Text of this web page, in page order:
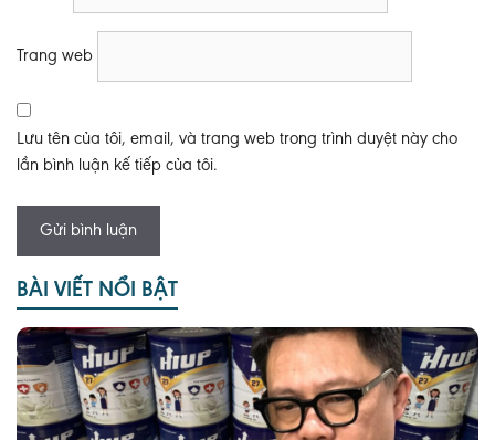
Trang web
Lưu tên của tôi, email, và trang web trong trình duyệt này cho
lần bình luận kế tiếp của tôi.
BÀI VIẾT NỔI BẬT